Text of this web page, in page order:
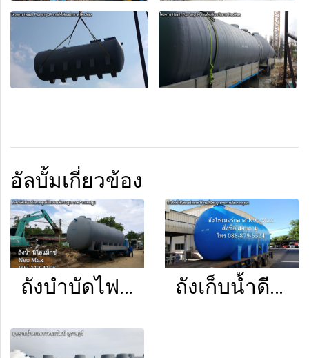
อัลบั้มเกี่ยวข้อง
ถังบำบัดไฟเบอร์กลาส ศูนย์ฝึกอบรมตำรวจภูธร ภาค7จ.นครปฐม ถังเก็บน้ำดีไฟเบอร์กลาส ใช้งานที่นิคมอุตสาหกรรมไฮเทคอยุธยา